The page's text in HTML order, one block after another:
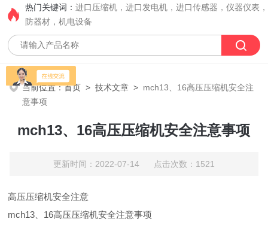
热门关键词：进口压缩机，进口发电机，进口传感器，仪器仪表
防器材，机电设备
当前位置：首页 >技术文章 > mch13、16高压压缩机安全注
意事项
mch13、16高压压缩机安全注意事项
更新时间：2022-07-14 点击次数：1521
高压压缩机安全注意
mch13、16高压压缩机安全注意事项